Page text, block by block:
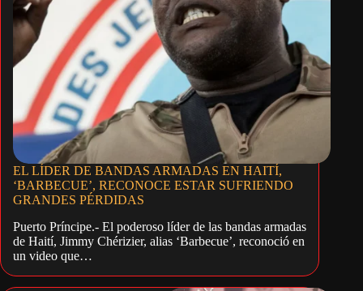
EL LÍDER DE BANDAS ARMADAS EN HAITÍ,
‘BARBECUE’, RECONOCE ESTAR SUFRIENDO
GRANDES PÉRDIDAS
Puerto Príncipe.- El poderoso líder de las bandas armadas
de Haití, Jimmy Chérizier, alias ‘Barbecue’, reconoció en
un video que…